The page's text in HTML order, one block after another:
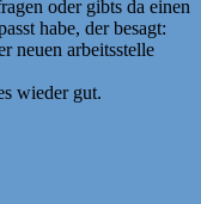
oder gibts da einen
habe, der besagt:
neuen arbeitsstelle
wieder gut.